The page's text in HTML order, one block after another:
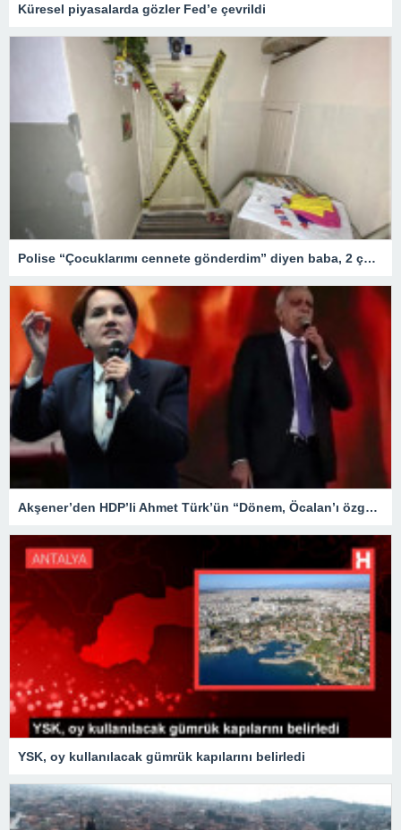
Küresel piyasalarda gözler Fed’e çevrildi
Polise “Çocuklarımı cennete gönderdim” diyen baba, 2 çocuğunu annesinin evine götürüp boğmuş
Akşener’den HDP’li Ahmet Türk’ün “Dönem, Öcalan’ı özgürleştirme dönemidir” sözlerine sert tepki
YSK, oy kullanılacak gümrük kapılarını belirledi